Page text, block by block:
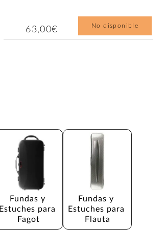
63,00€ No disponible
Fundas y
Estuches para
Fagot
Fundas y
Estuches para
Flauta